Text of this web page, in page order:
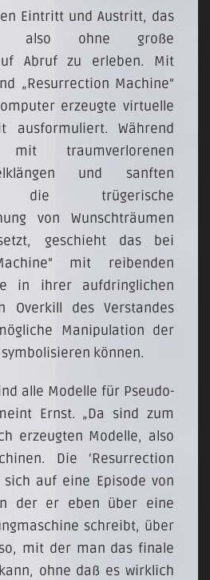
Eintritt und Austritt, das
also ohne große
Abruf zu erleben. Mit
„Resurrection Machine“
erzeugte virtuelle
ausformuliert. Während
mit traumverlorenen
und sanften
die trügerische
von Wunschträumen
geschieht das bei
mit reibenden
in ihrer aufdringlichen
Overkill des Verstandes
Manipulation der
können.
alle Modelle für Pseudo-
Ernst. „Da sind zum
erzeugten Modelle, also
Die ‘Resurrection
sich auf eine Episode von
der er eben über eine
schreibt, über
mit der man das finale
ohne daß es wirklich